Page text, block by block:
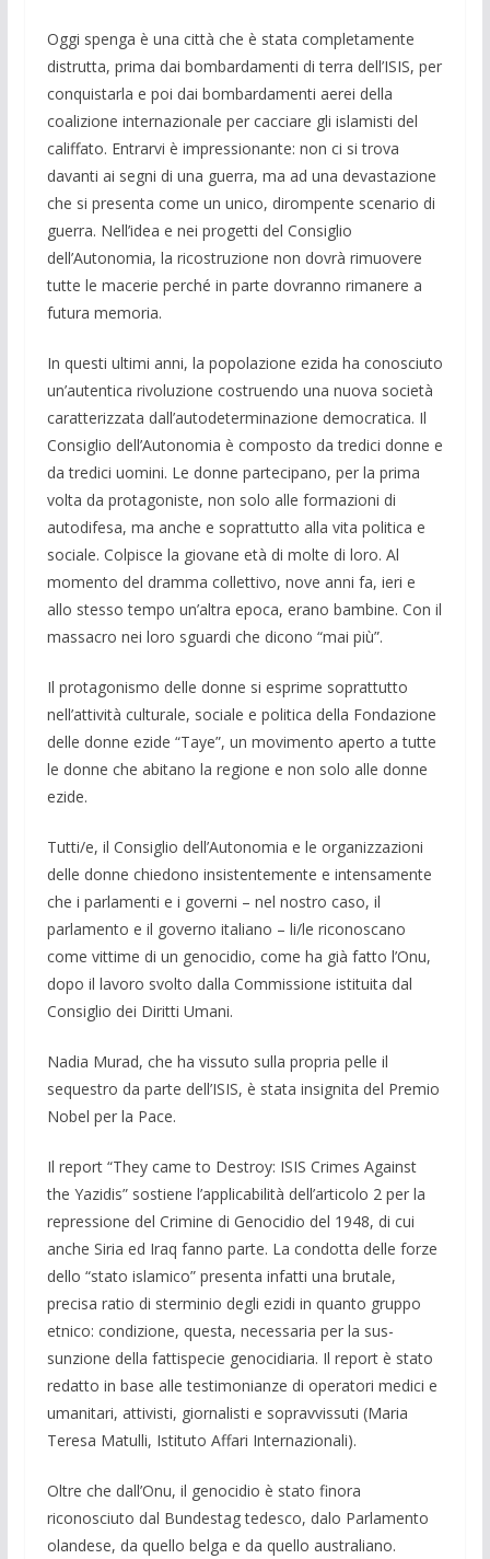
Oggi spenga è una città che è stata completamente
distrutta, prima dai bombardamenti di terra dell’ISIS, per
conquistarla e poi dai bombardamenti aerei della
coalizione internazionale per cacciare gli islamisti del
califfato. Entrarvi è impressionante: non ci si trova
davanti ai segni di una guerra, ma ad una deva­stazione
che si presenta come un unico, dirompente scenario di
guerra. Nell’idea e nei progetti del Consiglio
dell’Autonomia, la ricostruzione non dovrà rimuovere
tutte le macerie perché in parte dovranno rimanere a
futura memoria.
In questi ultimi anni, la popolazione ezida ha conosciuto
un’autentica rivoluzione costruendo una nuova società
caratte­rizzata dall’autodeterminazione democratica. Il
Consiglio dell’Autonomia è composto da tredici donne e
da tredici uomi­ni. Le donne partecipano, per la prima
volta da protagoniste, non solo alle formazioni di
autodifesa, ma anche e soprattutto alla vita politica e
sociale. Colpisce la giovane età di molte di loro. Al
momento del dramma collettivo, nove anni fa, ieri e
allo stesso tempo un’altra epoca, erano bambine. Con il
massa­cro nei loro sguardi che dicono “mai più”.
Il protagonismo delle donne si esprime soprattutto
nell’attività culturale, sociale e politica della Fondazione
delle donne ezide “Taye”, un movimento aperto a tutte
le donne che abitano la re­gione e non solo alle donne
ezide.
Tutti/e, il Consiglio dell’Autonomia e le organizzazioni
delle donne chiedono insistentemente e intensamente
che i parla­menti e i governi – nel nostro caso, il
parlamento e il governo italiano – li/le riconoscano
come vittime di un genocidio, come ha già fatto l’Onu,
dopo il lavoro svolto dalla Commissione istituita dal
Consiglio dei Diritti Umani.
Nadia Murad, che ha vissuto sulla propria pelle il
sequestro da parte dell’ISIS, è stata insignita del Premio
Nobel per la Pace.
Il report “They came to Destroy: ISIS Crimes Against
the Ya­zidis” sostiene l’applicabilità dell’articolo 2 per la
repressione del Crimine di Genocidio del 1948, di cui
anche Siria ed Iraq fanno parte. La condotta delle forze
dello “stato islamico” pre­senta infatti una brutale,
precisa ratio di sterminio degli ezidi in quanto gruppo
etnico: condizione, questa, necessaria per la sus­
sunzione della fattispecie genocidiaria. Il report è stato
redatto in base alle testimonianze di operatori medici e
umanitari, attivisti, giornalisti e soprav­vissuti (Maria
Teresa Matulli, Istituto Affari Internazio­nali).
Oltre che dall’Onu, il genocidio è stato finora
riconosciuto dal Bundestag tedesco, dalo Parlamento
olandese, da quello belga e da quello australiano.